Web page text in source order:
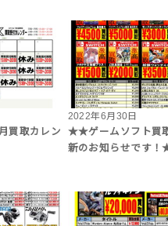
買取カレン
2022年6月30日
★★ゲームソフト買
新のお知らせです